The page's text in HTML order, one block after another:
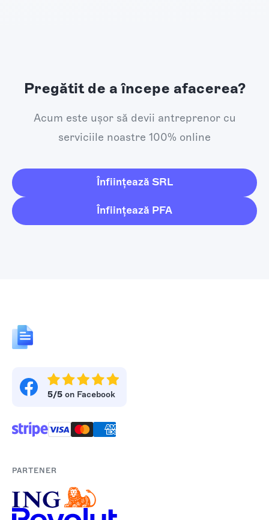
Pregătit de a începe afacerea?
Acum este ușor să devii antreprenor cu
serviciile noastre 100% online
Înființează SRL
Înființează PFA
5/5 on Facebook
PARTENER